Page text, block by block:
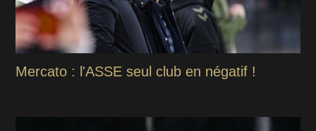
Mercato : l'ASSE seul club en négatif !